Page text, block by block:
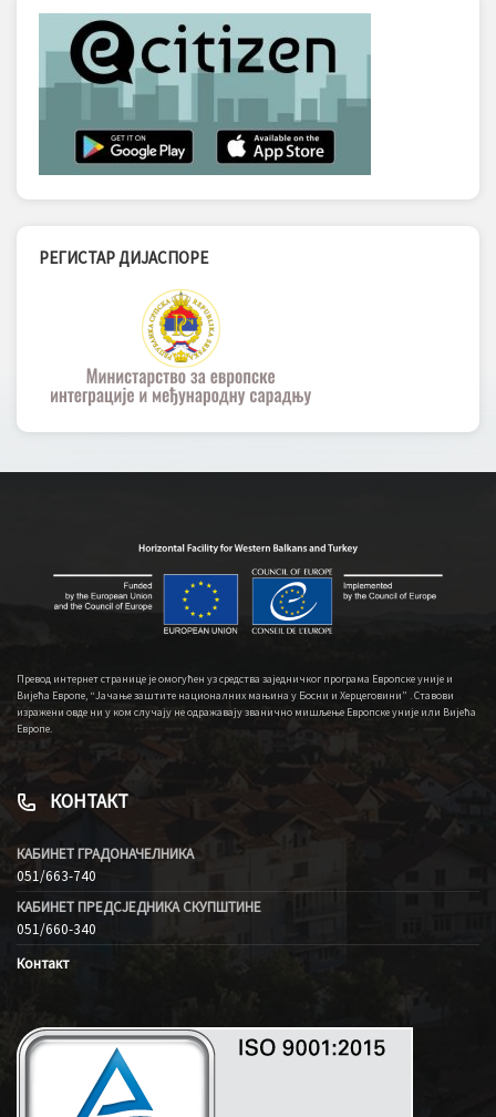
РЕГИСТАР ДИЈАСПОРЕ
Превод интернет странице је омогућен уз средства заједничког програма Европске уније и
Вијећа Европе, “Јачање заштите националних мањина у Босни и Херцеговини” . Ставови
изражени овде ни у ком случају не одражавају званично мишљење Европске уније или Вијећа
Европе.
КОНТАКТ
КАБИНЕТ ГРАДОНАЧЕЛНИКА
051/663-740
КАБИНЕТ ПРЕДСЈЕДНИКА СКУПШТИНЕ
051/660-340
Контакт